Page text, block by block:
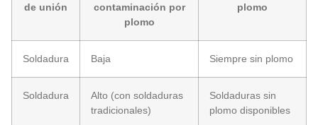
de unión
contaminación por
plomo
plomo
Soldadura Baja Siempre sin plomo
Soldadura
Alto (con soldaduras
tradicionales)
Soldaduras sin
plomo disponibles